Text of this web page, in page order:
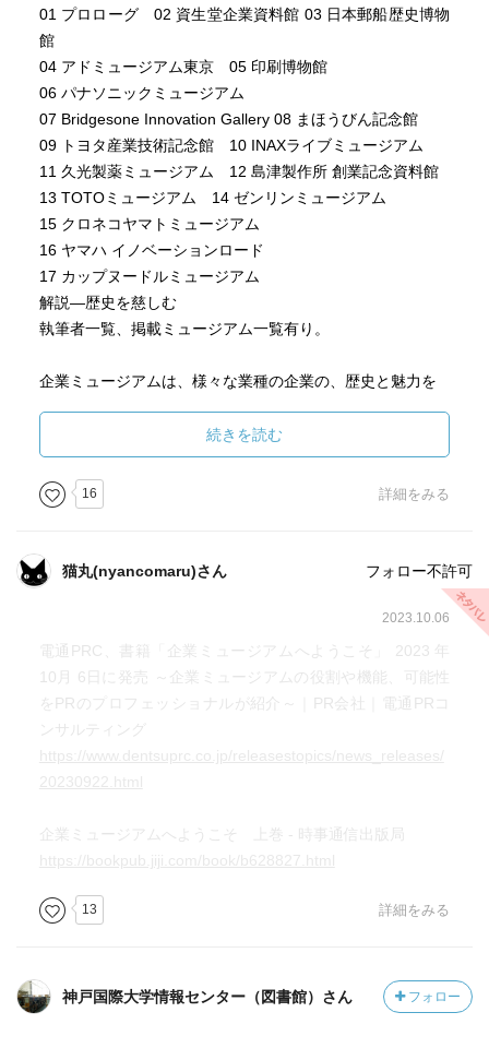
01 プロローグ 02 資生堂企業資料館 03 日本郵船歴史博物
館
04 アドミュージアム東京 05 印刷博物館
06 パナソニックミュージアム
07 Bridgesone Innovation Gallery 08 まほうびん記念館
09 トヨタ産業技術記念館 10 INAXライブミュージアム
11 久光製薬ミュージアム 12 島津製作所 創業記念資料館
13 TOTOミュージアム 14 ゼンリンミュージアム
15 クロネコヤマトミュージアム
16 ヤマハ イノベーションロード
17 カップヌードルミュージアム
解説―歴史を慈しむ
執筆者一覧、掲載ミュージアム一覧有り。
企業ミュージアムは、様々な業種の企業の、歴史と魅力を
社員の人材育成の場でもあるし、校外学習や課外学習など
の
教育の場にもなっている。また、ミュージアムがあること
観光促進で、地域への貢献にも寄与している。
そんな16の企業ミュージアムに取材し、その企業の特性を
展示等にも工夫されているなどを紹介し、説明している。
アドミュージアム東京の多彩な広告の展示やヤマト運輸の
黒歴史は、実際に行って観てみたくなりました。
但し、その視点はPR資産。
続きを読む
16 詳細をみる
猫丸(nyancomaru)さん フォロー不許可
2023.10.06
電通PRC、書籍「企業ミュージアムへようこそ」 2023 年
10月 6日に発売 ～企業ミュージアムの役割や機能、可能性
をPRのプロフェッショナルが紹介～｜PR会社｜電通PRコ
ンサルティング
企業ミュージアムへようこそ 上巻 - 時事通信出版局
13 詳細をみる
神戸国際大学情報センター（図書館）さん フォロー